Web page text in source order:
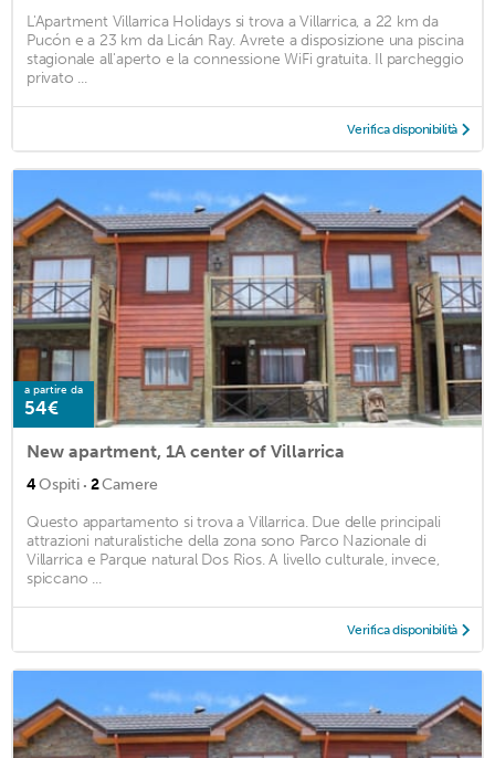
L'Apartment Villarrica Holidays si trova a Villarrica, a 22 km da
Pucón e a 23 km da Licán Ray. Avrete a disposizione una piscina
stagionale all'aperto e la connessione WiFi gratuita. Il parcheggio
privato ...
Verifica disponibilità
a partire da
54€
New apartment, 1A center of Villarrica
4Ospiti · 2Camere
Questo appartamento si trova a Villarrica. Due delle principali
attrazioni naturalistiche della zona sono Parco Nazionale di
Villarrica e Parque natural Dos Rios. A livello culturale, invece,
spiccano ...
Verifica disponibilità